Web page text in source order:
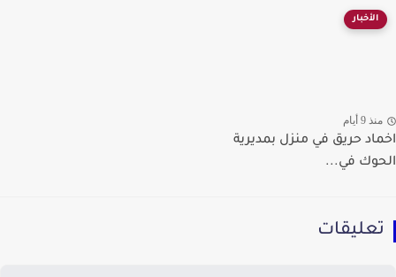
الأخبار
9 أيام
حريق في منزل بمديرية
في...